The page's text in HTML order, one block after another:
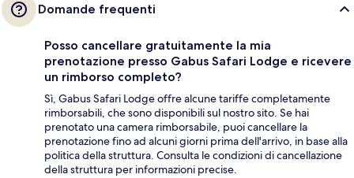
Domande frequenti
Posso cancellare gratuitamente la mia
prenotazione presso Gabus Safari Lodge e ricevere
un rimborso completo?
Sì, Gabus Safari Lodge offre alcune tariffe completamente
rimborsabili, che sono disponibili sul nostro sito. Se hai
prenotato una camera rimborsabile, puoi cancellare la
prenotazione fino ad alcuni giorni prima dell'arrivo, in base alla
politica della struttura. Consulta le condizioni di cancellazione
della struttura per informazioni precise.